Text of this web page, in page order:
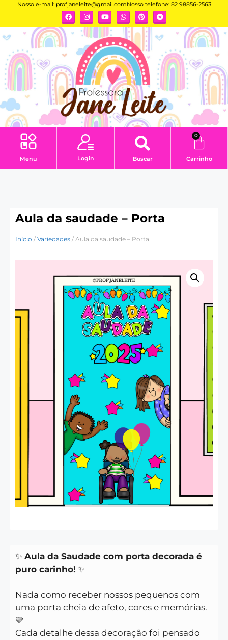
Nosso e-mail: profjaneleite@gmail.comNosso telefone: 82 98856-2563
Menu Login Buscar
0
Carrinho
Aula da saudade – Porta
Início / Variedades / Aula da saudade – Porta
✨ Aula da Saudade com porta decorada é
puro carinho! ✨
Nada como receber nossos pequenos com
uma porta cheia de afeto, cores e memórias.
💛
Cada detalhe dessa decoração foi pensado